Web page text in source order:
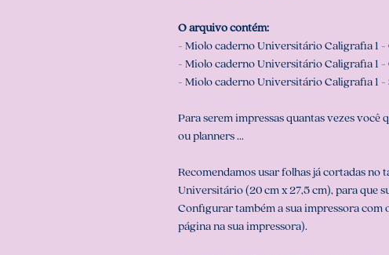
O arquivo contém:
- Miolo caderno Universitário Caligrafia 1 -
- Miolo caderno Universitário Caligrafia 1 -
- Miolo caderno Universitário Caligrafia 1 -
Para serem impressas quantas vezes você
ou planners ...
Recomendamos usar folhas já cortadas no
Universitário (20 cm x 27,5 cm), para que
Configurar também a sua impressora
página na sua impressora).